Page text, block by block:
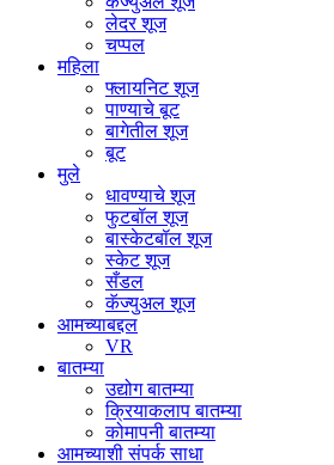
लेदर शूज
चप्पल
महिला
फ्लायनिट शूज
पाण्याचे बूट
बागेतील शूज
बूट
मुले
धावण्याचे शूज
फुटबॉल शूज
बास्केटबॉल शूज
स्केट शूज
सँडल
कॅज्युअल शूज
आमच्याबद्दल
VR
बातम्या
उद्योग बातम्या
क्रियाकलाप बातम्या
कोमापनी बातम्या
आमच्याशी संपर्क साधा